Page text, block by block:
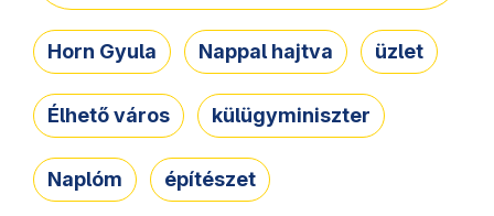
Horn Gyula Nappal hajtva üzlet
Élhető város külügyminiszter
Naplóm építészet